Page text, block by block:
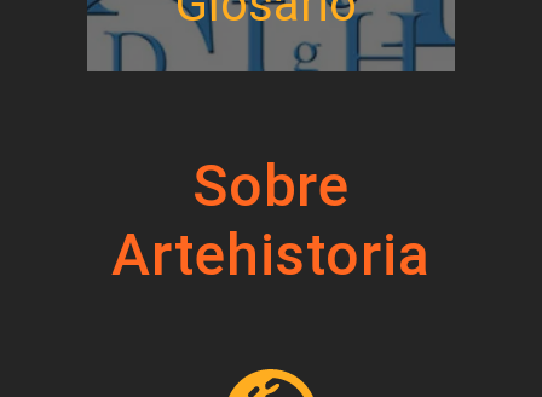
Sobre
Artehistoria